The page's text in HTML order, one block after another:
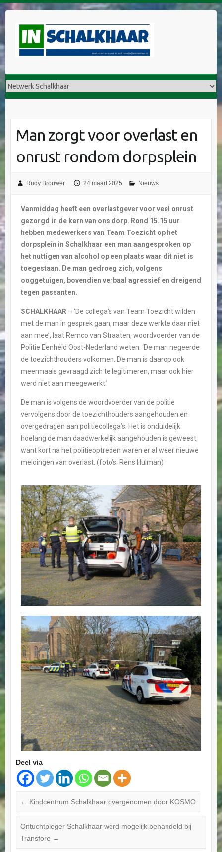
Man zorgt voor overlast en
onrust rondom dorpsplein
Rudy Brouwer 24 maart 2025 Nieuws
Vanmiddag heeft een overlastgever voor veel onrust
gezorgd in de kern van ons dorp. Rond 15.15 uur
hebben medewerkers van Team Toezicht op het
dorpsplein in Schalkhaar een man aangesproken op
het nuttigen van alcohol op een plaats waar dit niet is
toegestaan. De man gedroeg zich, volgens
ooggetuigen, bovendien verbaal agressief en dreigend
tegen passanten.
SCHALKHAAR – ‘De collega’s van Team Toezicht wilden
met de man in gesprek gaan, maar deze werkte daar niet
aan mee’, laat Remco van Straaten, woordvoerder van de
Politie Eenheid Oost-Nederland weten. ‘De man negeerde
de toezichthouders volkomen. De man is daarop ook
meermaals gevraagd zich te legitimeren, maar ook hier
werd niet aan meegewerkt.’
De man is volgens de woordvoerder van de politie
vervolgens door de toezichthouders aangehouden en
overgedragen aan politiecollega’s. Het is onduidelijk
hoelang de man daadwerkelijk aangehouden is geweest,
want kort na het politieoptreden waren er al weer nieuwe
meldingen van overlast. (foto’s: Rens Hulman)
Deel via
← Kindcentrum Schalkhaar overgenomen door KOSMO
Ontuchtpleger Schalkhaar werd mogelijk behandeld bij
Transfore →